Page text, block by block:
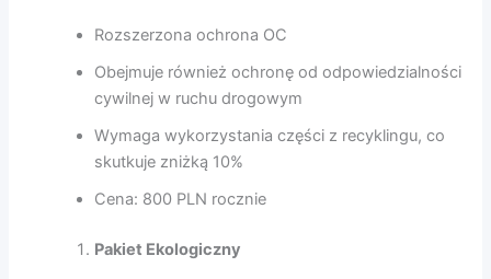
Rozszerzona ochrona OC
Obejmuje również ochronę od odpowiedzialności
cywilnej w ruchu drogowym
Wymaga wykorzystania części z recyklingu, co
skutkuje zniżką 10%
Cena: 800 PLN rocznie
Pakiet Ekologiczny